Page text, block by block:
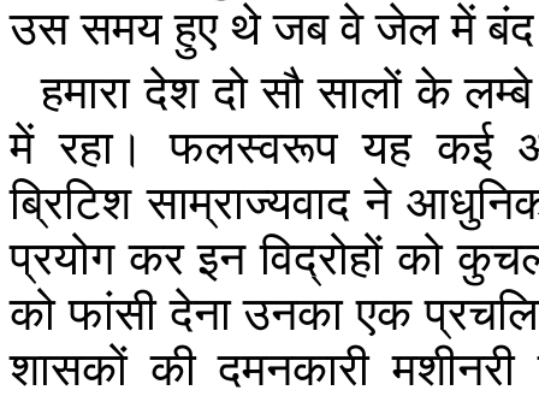
उस समय हुए थे जब वे जेल में बंद
हमारा देश दो सौ सालों के लम्बे
में रहा। फलस्वरूप यह कई
ब्रिटिश साम्राज्यवाद ने
प्रयोग कर इन विद्रोहों को
को फांसी देना उनका एक
शासकों की दमनकारी मशीनरी